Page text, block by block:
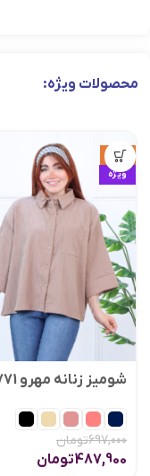
محصولات ویژه:
حراج
ویژه
شومیز زنانه مهرو 1771
697,000تومان
487,900تومان